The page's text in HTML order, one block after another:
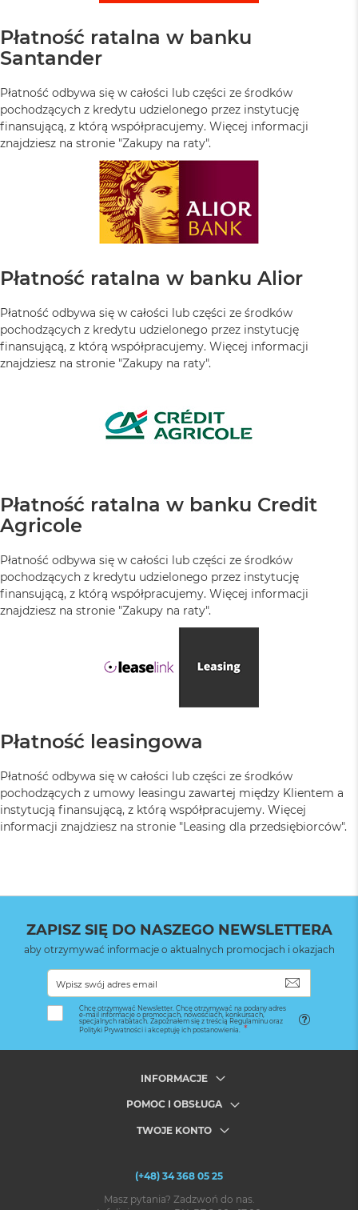
Płatność ratalna w banku
Santander
Płatność odbywa się w całości lub części ze środków
pochodzących z kredytu udzielonego przez instytucję
finansującą, z którą współpracujemy. Więcej informacji
znajdziesz na stronie "Zakupy na raty".
Płatność ratalna w banku Alior
Płatność odbywa się w całości lub części ze środków
pochodzących z kredytu udzielonego przez instytucję
finansującą, z którą współpracujemy. Więcej informacji
znajdziesz na stronie "Zakupy na raty".
Płatność ratalna w banku Credit
Agricole
Płatność odbywa się w całości lub części ze środków
pochodzących z kredytu udzielonego przez instytucję
finansującą, z którą współpracujemy. Więcej informacji
znajdziesz na stronie "Zakupy na raty".
Płatność leasingowa
Płatność odbywa się w całości lub części ze środków
pochodzących z umowy leasingu zawartej między Klientem a
instytucją finansującą, z którą współpracujemy. Więcej
informacji znajdziesz na stronie "Leasing dla przedsiębiorców".
ZAPISZ SIĘ DO NASZEGO NEWSLETTERA
aby otrzymywać informacje o aktualnych promocjach i okazjach
Chcę otrzymywać Newsletter. Chcę otrzymywać na podany adres
e-mail informacje o promocjach, nowościach, konkursach,
specjalnych rabatach. Zapoznałem się z treścią Regulaminu oraz
Polityki Prywatności i akceptuję ich postanowienia.
INFORMACJE
POMOC I OBSŁUGA
TWOJE KONTO
(+48) 34 368 05 25
Masz pytania? Zadzwoń do nas.